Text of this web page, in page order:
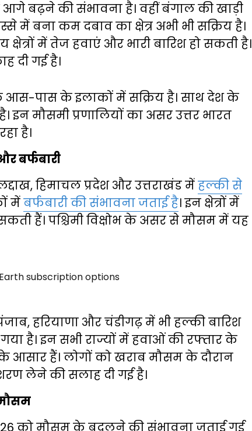
बढ़ने की संभावना है। वहीं बंगाल की खाड़ी
में बना कम दबाव का क्षेत्र अभी भी सक्रिय है।
में तेज हवाएं और भारी बारिश हो सकती है।
दी गई है।
पास के इलाकों में सक्रिय है। साथ देश के
इन मौसमी प्रणालियों का असर उत्तर भारत
है।
बर्फबारी
हिमाचल प्रदेश और उत्तराखंड मेंहल्की से
मेंबर्फबारी की संभावना जताई है। इन क्षेत्रों में
हैं। पश्चिमी विक्षोभ के असर से मौसम में यह
हरियाणा और चंडीगढ़ में भी हल्की बारिश
है। इन सभी राज्यों में हवाओं की रफ्तार के
आसार हैं। लोगों को खराब मौसम के दौरान
लेने की सलाह दी गई है।
को मौसम के बदलने की संभावना जताई गई